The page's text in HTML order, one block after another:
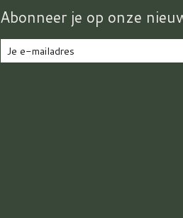
Abonneer je op onze